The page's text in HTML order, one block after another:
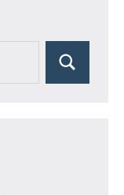
Поиск